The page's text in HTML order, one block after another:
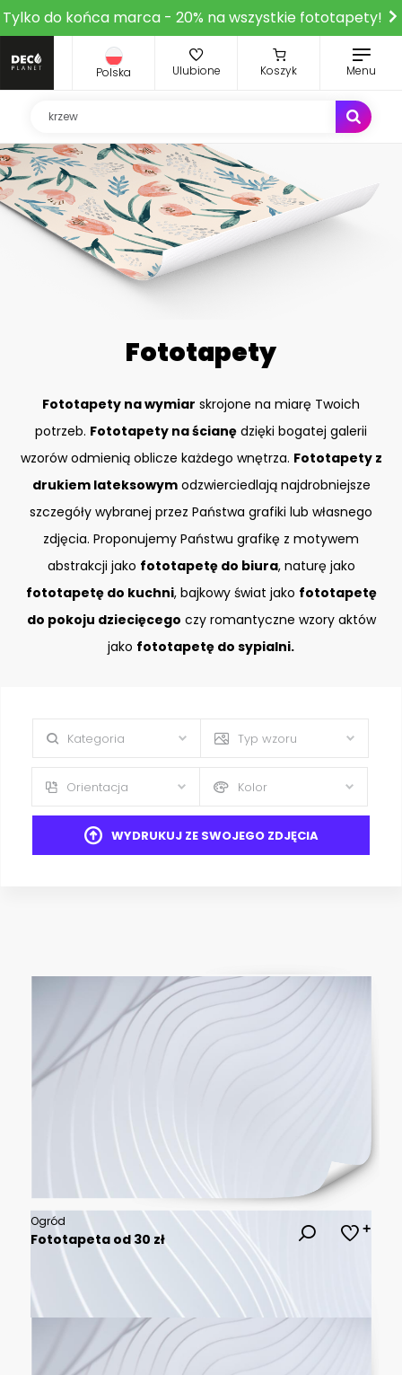
Tylko do końca marca - 20% na wszystkie fototapety!
Polska Ulubione Koszyk Menu
Fototapety
Fototapety na wymiar skrojone na miarę Twoich
potrzeb. Fototapety na ścianę dzięki bogatej galerii
wzorów odmienią oblicze każdego wnętrza. Fototapety z
drukiem lateksowymodzwierciedlają najdrobniejsze
szczegóły wybranej przez Państwa grafiki lub własnego
zdjęcia. Proponujemy Państwu grafikę z motywem
abstrakcji jako fototapetę do biura, naturę jako
fototapetę do kuchni, bajkowy świat jako fototapetę
do pokoju dziecięcego czy romantyczne wzory aktów
jako fototapetę do sypialni.
Kategoria Typ wzoru
Orientacja Kolor
WYDRUKUJ ZE SWOJEGO ZDJĘCIA
Ogród
Fototapeta od 30 zł